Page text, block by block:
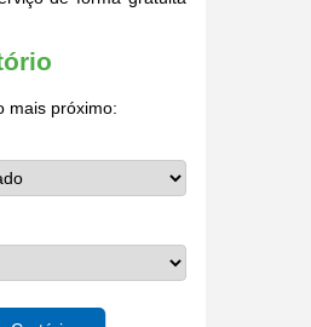
mais próximo: